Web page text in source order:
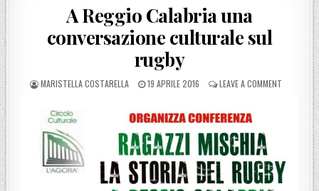
A Reggio Calabria una
conversazione culturale sul
rugby
POSTED BY
MARISTELLA COSTARELLA POSTED ON
19 APRILE 2016 LEAVE A COMMENT ON A